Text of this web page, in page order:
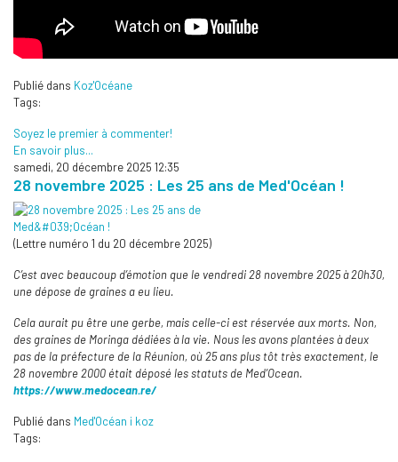
Publié dans Koz'Océane
Tags:
Soyez le premier à commenter!
En savoir plus...
samedi, 20 décembre 2025 12:35
28 novembre 2025 : Les 25 ans de Med'Océan !
(Lettre numéro 1 du 20 décembre 2025)
C’est avec beaucoup d’émotion que le vendredi 28 novembre 2025 à 20h30,
une dépose de graines a eu lieu.
Cela aurait pu être une gerbe, mais celle-ci est réservée aux morts. Non,
des graines de Moringa dédiées à la vie. Nous les avons plantées à deux
pas de la préfecture de la Réunion, où 25 ans plus tôt très exactement, le
28 novembre 2000 était déposé les statuts de Med’Ocean.
https://www.medocean.re/
Publié dans Med'Océan i koz
Tags: